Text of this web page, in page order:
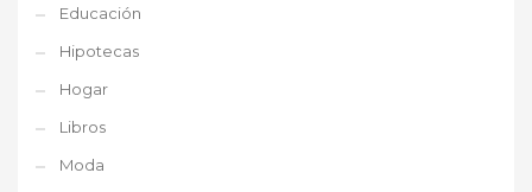
Educación
Hipotecas
Hogar
Libros
Moda